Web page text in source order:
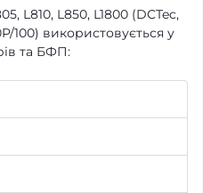
L810, L850, L1800 (DCTec,
100) використовується у
та БФП: